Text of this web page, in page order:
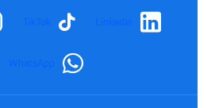
LinkedIn
TikTok
WhatsApp